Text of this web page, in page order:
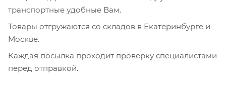
транспортные удобные Вам.
Товары отгружаются со складов в Екатеринбурге и
Москве.
Каждая посылка проходит проверку специалистами
перед отправкой.